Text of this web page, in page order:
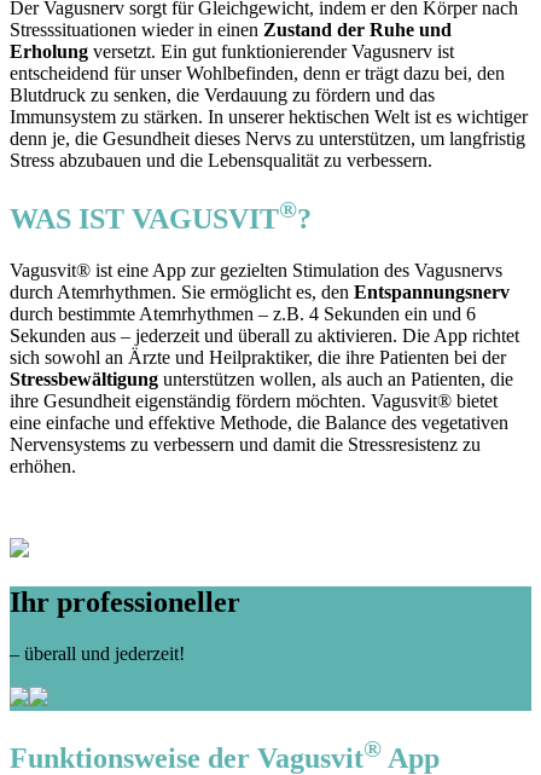
Der Vagusnerv sorgt für Gleichgewicht, indem er den Körper nach
Stresssituationen wieder in einen Zustand der Ruhe und
Erholung versetzt. Ein gut funktionierender Vagusnerv ist
entscheidend für unser Wohlbefinden, denn er trägt dazu bei, den
Blutdruck zu senken, die Verdauung zu fördern und das
Immunsystem zu stärken. In unserer hektischen Welt ist es wichtiger
denn je, die Gesundheit dieses Nervs zu unterstützen, um langfristig
Stress abzubauen und die Lebensqualität zu verbessern.
WAS IST VAGUSVIT®?
Vagusvit® ist eine App zur gezielten Stimulation des Vagusnervs
durch Atemrhythmen. Sie ermöglicht es, den Entspannungsnerv
durch bestimmte Atemrhythmen – z.B. 4 Sekunden ein und 6
Sekunden aus – jederzeit und überall zu aktivieren. Die App richtet
sich sowohl an Ärzte und Heilpraktiker, die ihre Patienten bei der
Stressbewältigung unterstützen wollen, als auch an Patienten, die
ihre Gesundheit eigenständig fördern möchten. Vagusvit® bietet
eine einfache und effektive Methode, die Balance des vegetativen
Nervensystems zu verbessern und damit die Stressresistenz zu
erhöhen.
Ihr professioneller
– überall und jederzeit!
Funktionsweise der Vagusvit® App